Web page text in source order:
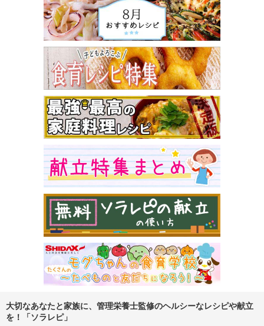
大切なあなたと家族に、管理栄養士監修のヘルシーなレシピや献立
を！「ソラレピ」